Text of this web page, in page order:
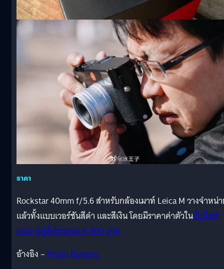
ราคา
Rockstar 40mm f/5.6 สำหรับกล้องเมาท์ Leica M วางจำหน่
แล้วทั้งแบบเวอร์ชันสีดำ และสีเงิน โดยมีราคาค่าตัวในเว็บไซต์
ebay อยู่ที่ประมาณ 6,900 บาท
อ้างอิง –Photo Rumors